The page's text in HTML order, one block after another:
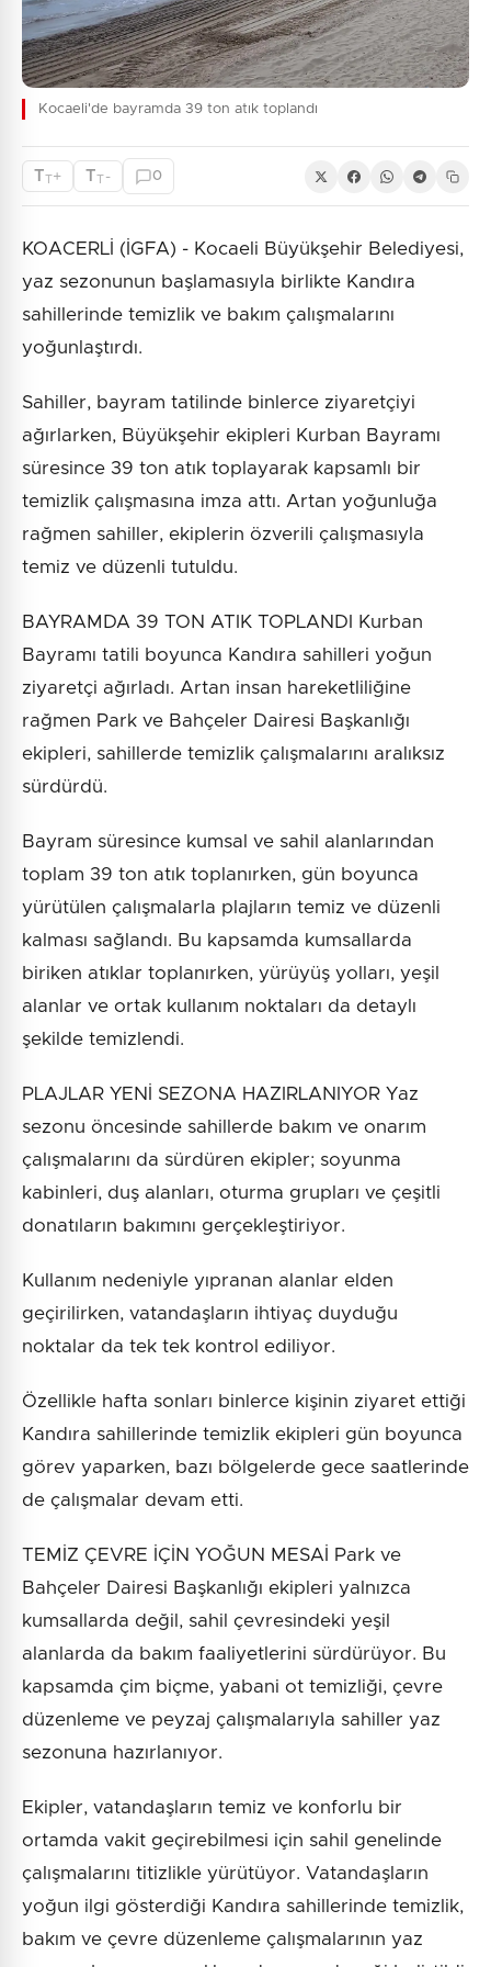
Kocaeli'de bayramda 39 ton atık toplandı
TT+ TT - 0
KOACERLİ (İGFA) - Kocaeli Büyükşehir Belediyesi,
yaz sezonunun başlamasıyla birlikte Kandıra
sahillerinde temizlik ve bakım çalışmalarını
yoğunlaştırdı.
Sahiller, bayram tatilinde binlerce ziyaretçiyi
ağırlarken, Büyükşehir ekipleri Kurban Bayramı
süresince 39 ton atık toplayarak kapsamlı bir
temizlik çalışmasına imza attı. Artan yoğunluğa
rağmen sahiller, ekiplerin özverili çalışmasıyla
temiz ve düzenli tutuldu.
BAYRAMDA 39 TON ATIK TOPLANDI Kurban
Bayramı tatili boyunca Kandıra sahilleri yoğun
ziyaretçi ağırladı. Artan insan hareketliliğine
rağmen Park ve Bahçeler Dairesi Başkanlığı
ekipleri, sahillerde temizlik çalışmalarını aralıksız
sürdürdü.
Bayram süresince kumsal ve sahil alanlarından
toplam 39 ton atık toplanırken, gün boyunca
yürütülen çalışmalarla plajların temiz ve düzenli
kalması sağlandı. Bu kapsamda kumsallarda
biriken atıklar toplanırken, yürüyüş yolları, yeşil
alanlar ve ortak kullanım noktaları da detaylı
şekilde temizlendi.
PLAJLAR YENİ SEZONA HAZIRLANIYOR Yaz
sezonu öncesinde sahillerde bakım ve onarım
çalışmalarını da sürdüren ekipler; soyunma
kabinleri, duş alanları, oturma grupları ve çeşitli
donatıların bakımını gerçekleştiriyor.
Kullanım nedeniyle yıpranan alanlar elden
geçirilirken, vatandaşların ihtiyaç duyduğu
noktalar da tek tek kontrol ediliyor.
Özellikle hafta sonları binlerce kişinin ziyaret ettiği
Kandıra sahillerinde temizlik ekipleri gün boyunca
görev yaparken, bazı bölgelerde gece saatlerinde
de çalışmalar devam etti.
TEMİZ ÇEVRE İÇİN YOĞUN MESAİ Park ve
Bahçeler Dairesi Başkanlığı ekipleri yalnızca
kumsallarda değil, sahil çevresindeki yeşil
alanlarda da bakım faaliyetlerini sürdürüyor. Bu
kapsamda çim biçme, yabani ot temizliği, çevre
düzenleme ve peyzaj çalışmalarıyla sahiller yaz
sezonuna hazırlanıyor.
Ekipler, vatandaşların temiz ve konforlu bir
ortamda vakit geçirebilmesi için sahil genelinde
çalışmalarını titizlikle yürütüyor. Vatandaşların
yoğun ilgi gösterdiği Kandıra sahillerinde temizlik,
bakım ve çevre düzenleme çalışmalarının yaz